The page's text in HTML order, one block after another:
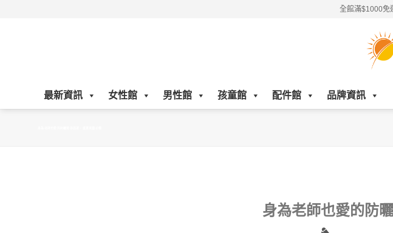
全館滿$1000免
最新資訊 女性館 男性館 孩童館 配件館 品牌資訊
身為老師也愛的防